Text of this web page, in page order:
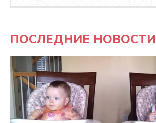
ПОСЛЕДНИЕ НОВОСТИ